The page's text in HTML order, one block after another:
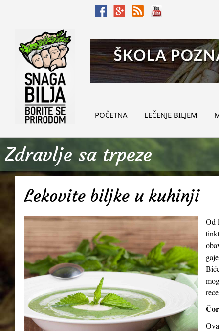
POČETNA LEČENJE BILJEM
Zdravlje sa trpeze
Lekovite biljke u kuhinji
Od